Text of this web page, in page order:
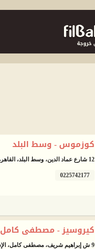
كوزموس - وسط البلد
12 شارع عماد الدين، وسط البلد، القاهرة
0225742177
كيروسيز - مصطفى كامل
9 ش إبراهيم شريف، مصطفى كامل، الإسكندرية